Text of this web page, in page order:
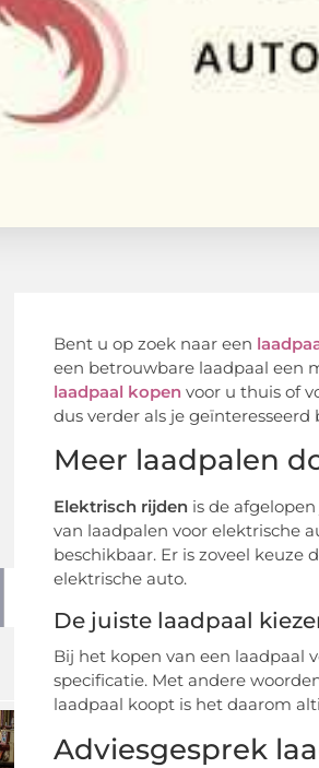
Bent u op zoek naar een
een betrouwbare laadpaal een
laadpaal kopen voor u thuis of
dus verder als je geïnteresseerd
Meer laadpalen
Elektrisch rijden is de
van laadpalen voor elektrische
beschikbaar. Er is zoveel
elektrische auto.
De juiste laadpaal
Bij het kopen van een laadpaal
specificatie. Met andere
laadpaal koopt is het daarom
Adviesgesprek